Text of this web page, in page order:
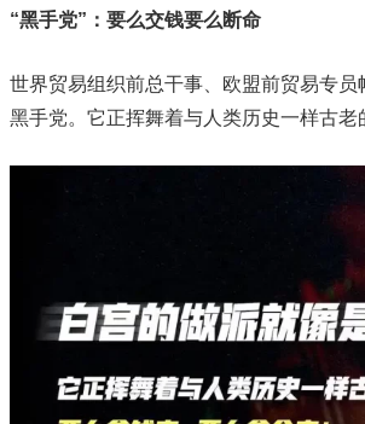
“黑手党”：要么交钱要么断命
世界贸易组织前总干事、欧盟前贸易专
黑手党。它正挥舞着与人类历史一样古老